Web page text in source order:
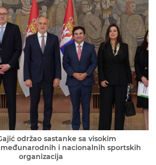
održao sastanke sa visokim
i nacionalnih sportskih
organizacija